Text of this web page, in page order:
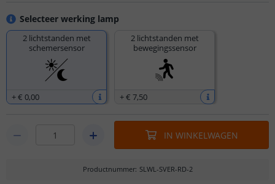
Selecteer werking lamp
2 lichtstanden met
schemersensor
+€ 0,00
2 lichtstanden met
bewegingssensor
+€ 7,50
IN WINKELWAGEN
Productnummer: SLWL-SVER-RD-2